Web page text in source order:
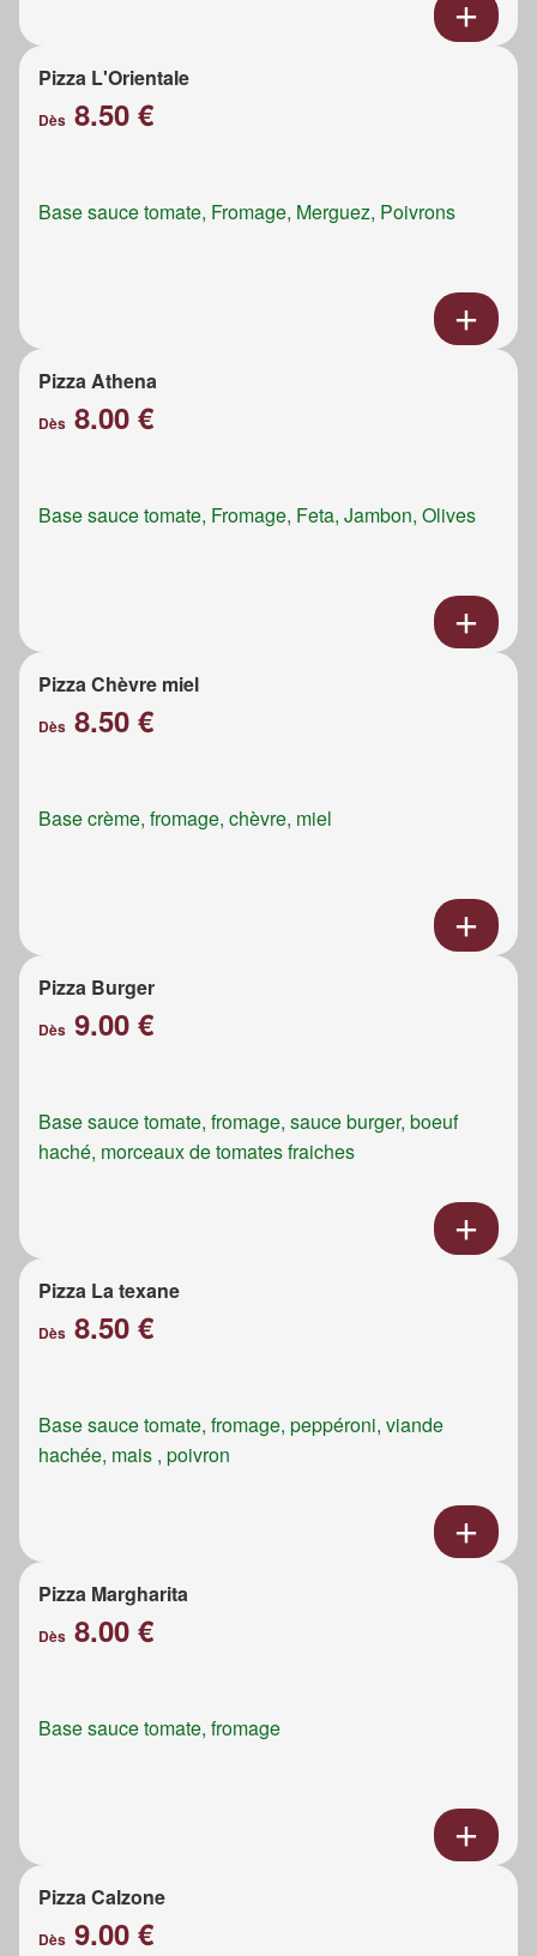
Pizza L'Orientale
Dès 8.50 €
Base sauce tomate, Fromage, Merguez, Poivrons
Pizza Athena
Dès 8.00 €
Base sauce tomate, Fromage, Feta, Jambon, Olives
Pizza Chèvre miel
Dès 8.50 €
Base crème, fromage, chèvre, miel
Pizza Burger
Dès 9.00 €
Base sauce tomate, fromage, sauce burger, boeuf
haché, morceaux de tomates fraiches
Pizza La texane
Dès 8.50 €
Base sauce tomate, fromage, peppéroni, viande
hachée, mais , poivron
Pizza Margharita
Dès 8.00 €
Base sauce tomate, fromage
Pizza Calzone
Dès 9.00 €